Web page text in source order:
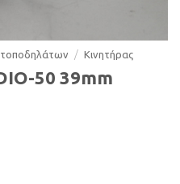
/ Κινητήρας
50 39mm